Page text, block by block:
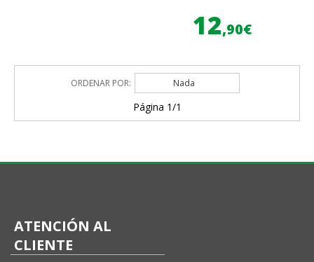
12,90€
ORDENAR POR: Nada
Página 1/1
ATENCIÓN AL
CLIENTE